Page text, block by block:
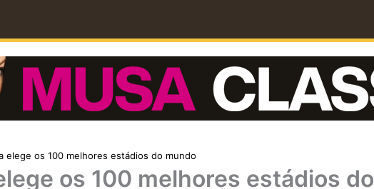
elege os 100 melhores estádios do mundo
os 100 melhores estádios do